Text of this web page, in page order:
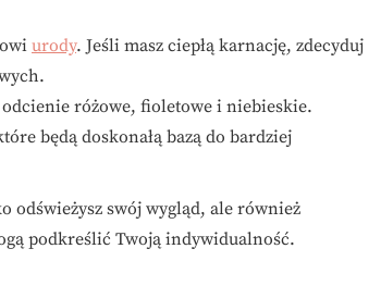
urody. Jeśli masz ciepłą karnację, zdecyduj
różowe, fioletowe i niebieskie.
będą doskonałą bazą do bardziej
odświeżysz swój wygląd, ale również
podkreślić Twoją indywidualność.